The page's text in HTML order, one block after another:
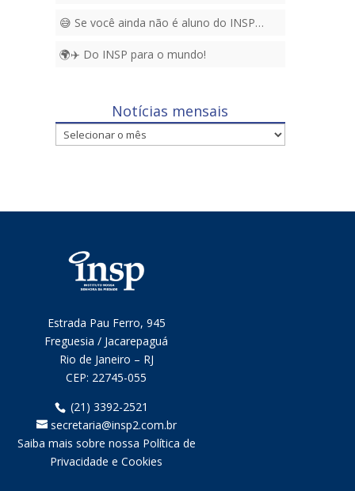
😅 Se você ainda não é aluno do INSP…
🌍✈️ Do INSP para o mundo!
Notícias mensais
Notícias
mensais
Estrada Pau Ferro, 945
Freguesia / Jacarepaguá
Rio de Janeiro – RJ
CEP: 22745-055
(21) 3392-2521
secretaria@insp2.com.br
Saiba mais sobre nossa Política de
Privacidade e Cookies